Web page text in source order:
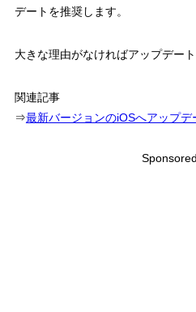
デートを推奨します。
大きな理由がなければアップデー
関連記事
⇒最新バージョンのiOSへアップデ